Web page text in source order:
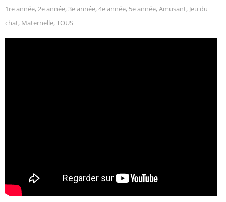
1re année, 2e année, 3e année, 4e année, 5e année, Amusant, Jeu du
chat, Maternelle, TOUS